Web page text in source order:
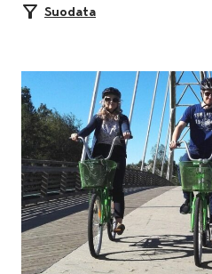
Suodata